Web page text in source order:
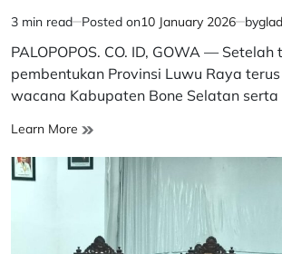
Estimated
read
time
3 min read Posted on10 January 2026 by
PALOPOPOS. CO. ID, GOWA —
pembentukan Provinsi Luwu Raya
wacana Kabupaten Bone Selatan serta
Learn More Infrastruktur
Anggota
DPRD
Serukan
Pemekaran